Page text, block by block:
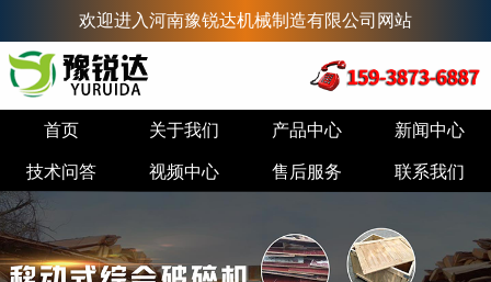
欢迎进入河南豫锐达机械制造有限公司网站
首页 关于我们 产品中心 新闻中心
技术问答 视频中心 售后服务 联系我们